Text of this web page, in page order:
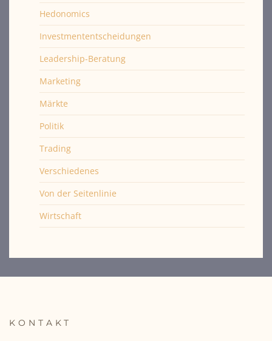
Hedonomics
Investmententscheidungen
Leadership-Beratung
Marketing
Märkte
Politik
Trading
Verschiedenes
Von der Seitenlinie
Wirtschaft
KONTAKT